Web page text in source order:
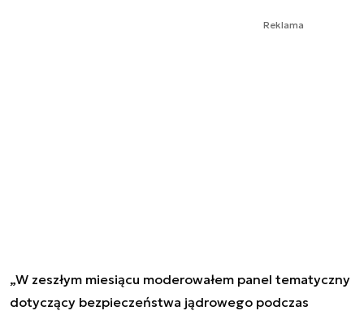
Reklama
„W zeszłym miesiącu moderowałem panel tematyczny
dotyczący bezpieczeństwa jądrowego podczas